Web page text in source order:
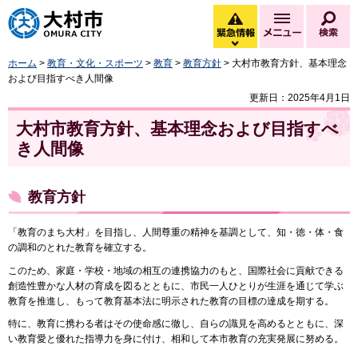
大村市
緊急情報
緊急情報を開く
メニュー
ホーム > 教育・文化・スポーツ > 教育 > 教育方針 > 大村市教育方針、基本理念
および目指すべき人間像
更新日：2025年4月1日
大村市教育方針、基本理念および目指すべ
き人間像
教育方針
「教育のまち大村」を目指し、人間尊重の精神を基調として、知・徳・体・食
の調和のとれた教育を確立する。
このため、家庭・学校・地域の相互の連携協力のもと、国際社会に貢献できる
創造性豊かな人材の育成を図るとともに、市民一人ひとりが生涯を通じて学ぶ
教育を推進し、もって教育基本法に明示された教育の目標の達成を期する。
特に、教育に携わる者はその使命感に徹し、自らの識見を高めるとともに、深
い教育愛と優れた指導力を身に付け、相和して本市教育の充実発展に努める。